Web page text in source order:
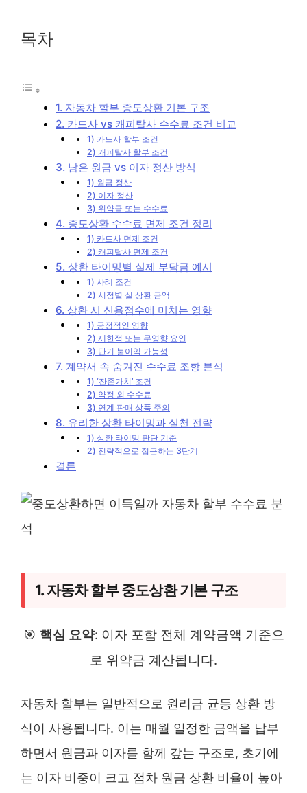
목차
1. 자동차 할부 중도상환 기본 구조
2. 카드사 vs 캐피탈사 수수료 조건 비교
1) 카드사 할부 조건
2) 캐피탈사 할부 조건
3. 남은 원금 vs 이자 정산 방식
1) 원금 정산
2) 이자 정산
3) 위약금 또는 수수료
4. 중도상환 수수료 면제 조건 정리
1) 카드사 면제 조건
2) 캐피탈사 면제 조건
5. 상환 타이밍별 실제 부담금 예시
1) 사례 조건
2) 시점별 실 상환 금액
6. 상환 시 신용점수에 미치는 영향
1) 긍정적인 영향
2) 제한적 또는 무영향 요인
3) 단기 불이익 가능성
7. 계약서 속 숨겨진 수수료 조항 분석
1) ‘잔존가치’ 조건
2) 약정 외 수수료
3) 연계 판매 상품 주의
8. 유리한 상환 타이밍과 실천 전략
1) 상환 타이밍 판단 기준
2) 전략적으로 접근하는 3단계
결론
1. 자동차 할부 중도상환 기본 구조
🎯 핵심 요약: 이자 포함 전체 계약금액 기준으
로 위약금 계산됩니다.
자동차 할부는 일반적으로 원리금 균등 상환 방
식이 사용됩니다. 이는 매월 일정한 금액을 납부
하면서 원금과 이자를 함께 갚는 구조로, 초기에
는 이자 비중이 크고 점차 원금 상환 비율이 높아